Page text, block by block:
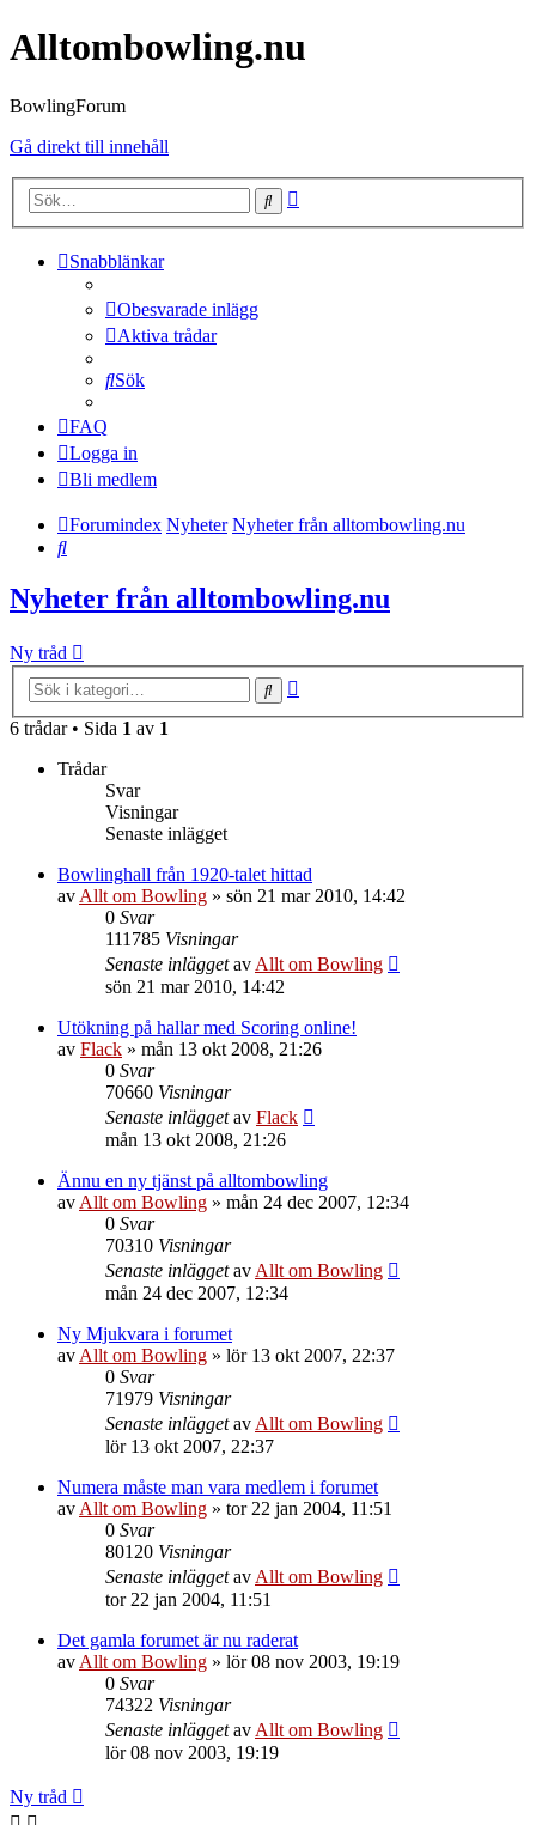
Alltombowling.nu
BowlingForum
Gå direkt till innehåll
Sök
Snabblänkar
Obesvarade inlägg
Aktiva trådar
Sök
FAQ
Logga in
Bli medlem
Forumindex Nyheter Nyheter från alltombowling.nu
Sök
Nyheter från alltombowling.nu
Ny tråd
Sök
6 trådar • Sida 1 av 1
Trådar
Svar
Visningar
Senaste inlägget
Bowlinghall från 1920-talet hittad
av Allt om Bowling » sön 21 mar 2010, 14:42
0 Svar
111785 Visningar
Senaste inläggetav Allt om Bowling
sön 21 mar 2010, 14:42
Utökning på hallar med Scoring online!
av Flack » mån 13 okt 2008, 21:26
0 Svar
70660 Visningar
Senaste inläggetav Flack
mån 13 okt 2008, 21:26
Ännu en ny tjänst på alltombowling
av Allt om Bowling » mån 24 dec 2007, 12:34
0 Svar
70310 Visningar
Senaste inläggetav Allt om Bowling
mån 24 dec 2007, 12:34
Ny Mjukvara i forumet
av Allt om Bowling » lör 13 okt 2007, 22:37
0 Svar
71979 Visningar
Senaste inläggetav Allt om Bowling
lör 13 okt 2007, 22:37
Numera måste man vara medlem i forumet
av Allt om Bowling » tor 22 jan 2004, 11:51
0 Svar
80120 Visningar
Senaste inläggetav Allt om Bowling
tor 22 jan 2004, 11:51
Det gamla forumet är nu raderat
av Allt om Bowling » lör 08 nov 2003, 19:19
0 Svar
74322 Visningar
Senaste inläggetav Allt om Bowling
lör 08 nov 2003, 19:19
Ny tråd